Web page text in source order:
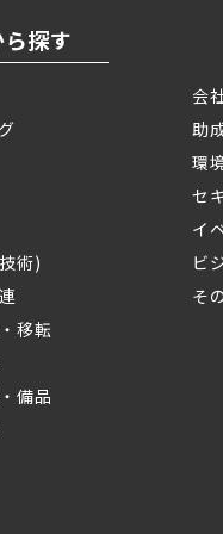
探す
術)
移転
備品
会
助
環
セ
イ
ビ
そ